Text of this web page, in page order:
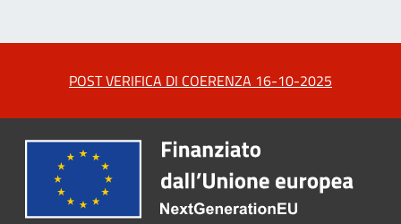
POST VERIFICA DI COERENZA 16-10-2025